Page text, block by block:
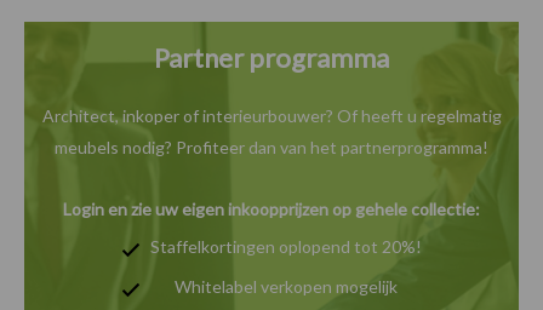
Partner programma
Architect, inkoper of interieurbouwer? Of heeft u regelmatig
meubels nodig? Profiteer dan van het partnerprogramma!
Login en zie uw eigen inkoopprijzen op gehele collectie:
Staffelkortingen oplopend tot 20%!
Whitelabel verkopen mogelijk